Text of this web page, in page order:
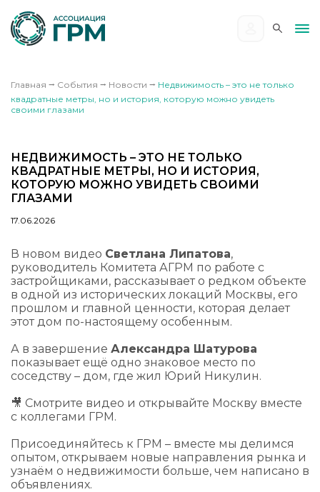
Главная ⭢ События ⭢ Новости ⭢ Недвижимость – это не только
квадратные метры, но и история, которую можно увидеть
своими глазами
НЕДВИЖИМОСТЬ – ЭТО НЕ ТОЛЬКО
КВАДРАТНЫЕ МЕТРЫ, НО И ИСТОРИЯ,
КОТОРУЮ МОЖНО УВИДЕТЬ СВОИМИ
ГЛАЗАМИ
17.06.2026
В новом видео Светлана Липатова,
руководитель Комитета АГРМ по работе с
застройщиками, рассказывает о редком объекте
в одной из исторических локаций Москвы, его
прошлом и главной ценности, которая делает
этот дом по-настоящему особенным.
А в завершение Александра Шатурова
показывает ещё одно знаковое место по
соседству – дом, где жил Юрий Никулин.
🎥 Смотрите видео и открывайте Москву вместе
с коллегами ГРМ.
Присоединяйтесь к ГРМ – вместе мы делимся
опытом, открываем новые направления рынка и
узнаём о недвижимости больше, чем написано в
объявлениях.